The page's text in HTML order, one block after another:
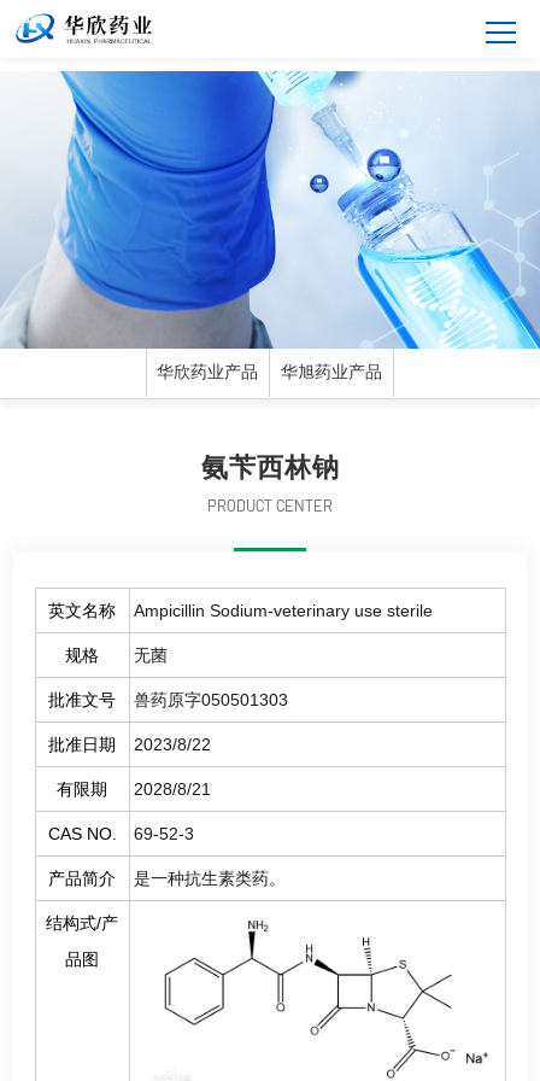
华欣药业产品 华旭药业产品
氨苄西林钠
PRODUCT CENTER
英文名称 Ampicillin Sodium-veterinary use sterile
规格 无菌
批准文号 兽药原字050501303
批准日期 2023/8/22
有限期 2028/8/21
CAS NO. 69-52-3
产品简介 是一种抗生素类药。
结构式/产
品图